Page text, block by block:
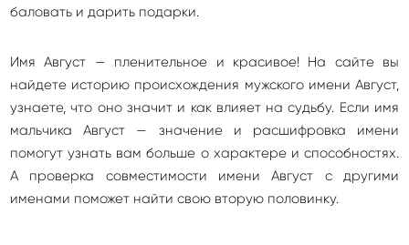
баловать и дарить подарки.
Имя Август — пленительное и красивое! На сайте вы
найдете историю происхождения мужского имени Август,
узнаете, что оно значит и как влияет на судьбу. Если имя
мальчика Август — значение и расшифровка имени
помогут узнать вам больше о характере и способностях.
А проверка совместимости имени Август с другими
именами поможет найти свою вторую половинку.